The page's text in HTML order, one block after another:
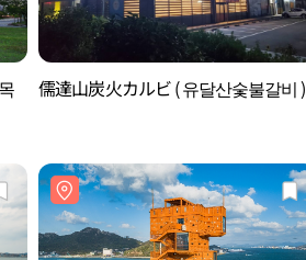
儒達山炭火カルビ ( 유달산숯불갈비 )